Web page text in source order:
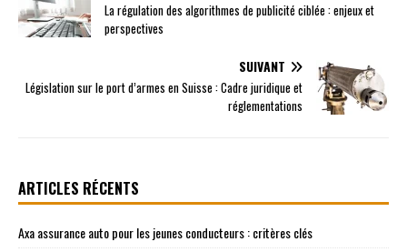
La régulation des algorithmes de publicité ciblée : enjeux et
perspectives
SUIVANT
Législation sur le port d’armes en Suisse : Cadre juridique et
réglementations
ARTICLES RÉCENTS
Axa assurance auto pour les jeunes conducteurs : critères clés